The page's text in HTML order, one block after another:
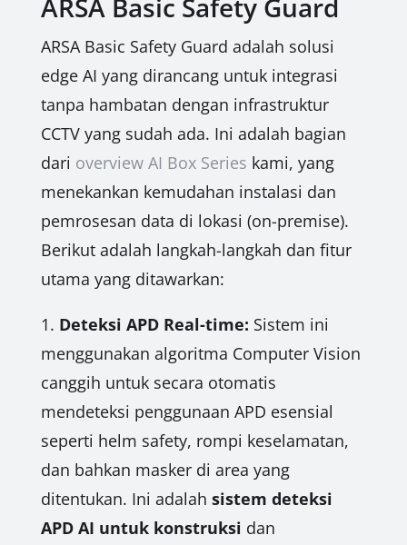
ARSA Basic Safety Guard
ARSA Basic Safety Guard adalah solusi
edge AI yang dirancang untuk integrasi
tanpa hambatan dengan infrastruktur
CCTV yang sudah ada. Ini adalah bagian
dari overview AI Box Series kami, yang
menekankan kemudahan instalasi dan
pemrosesan data di lokasi (on-premise).
Berikut adalah langkah-langkah dan fitur
utama yang ditawarkan:
1. Deteksi APD Real-time: Sistem ini
menggunakan algoritma Computer Vision
canggih untuk secara otomatis
mendeteksi penggunaan APD esensial
seperti helm safety, rompi keselamatan,
dan bahkan masker di area yang
ditentukan. Ini adalah sistem deteksi
APD AI untuk konstruksi dan